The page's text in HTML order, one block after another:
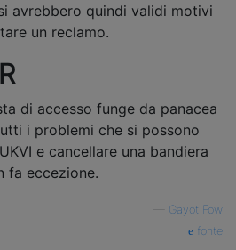
avrebbero quindi validi motivi
un reclamo.
di accesso funge da panacea
i problemi che si possono
e cancellare una bandiera
fa eccezione.
Gayot Fow
fonte